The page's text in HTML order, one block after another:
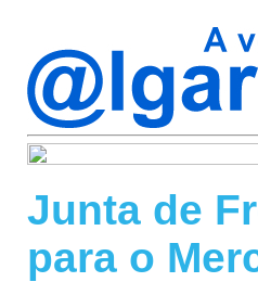
Junta de
para o